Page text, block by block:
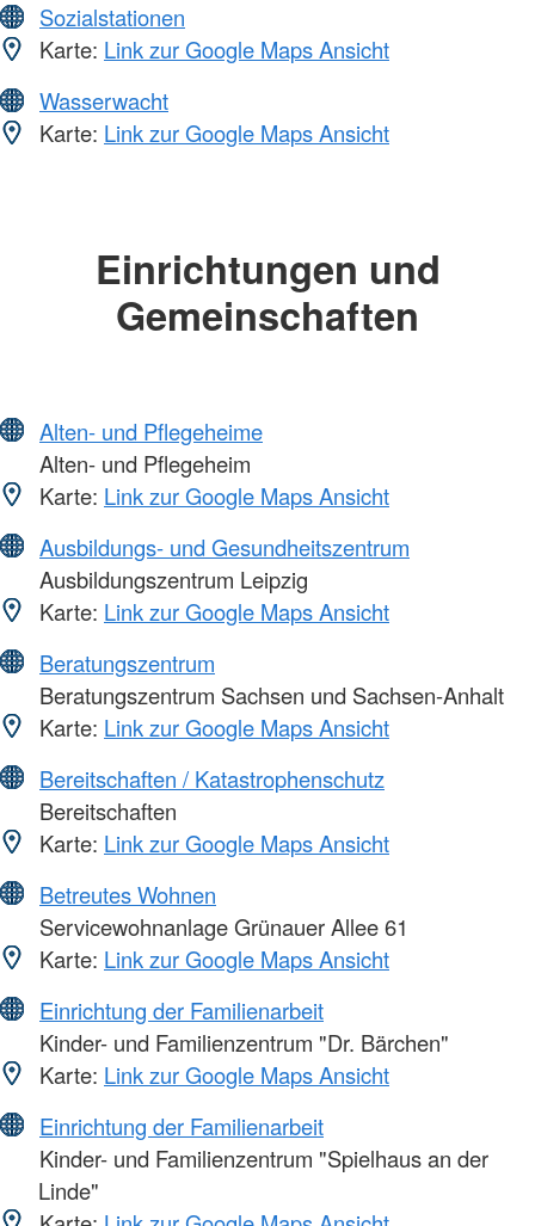
Sozialstationen
Karte: Link zur Google Maps Ansicht
Wasserwacht
Karte: Link zur Google Maps Ansicht
Einrichtungen und
Gemeinschaften
Alten- und Pflegeheime
Alten- und Pflegeheim
Karte: Link zur Google Maps Ansicht
Ausbildungs- und Gesundheitszentrum
Ausbildungszentrum Leipzig
Karte: Link zur Google Maps Ansicht
Beratungszentrum
Beratungszentrum Sachsen und Sachsen-Anhalt
Karte: Link zur Google Maps Ansicht
Bereitschaften / Katastrophenschutz
Bereitschaften
Karte: Link zur Google Maps Ansicht
Betreutes Wohnen
Servicewohnanlage Grünauer Allee 61
Karte: Link zur Google Maps Ansicht
Einrichtung der Familienarbeit
Kinder- und Familienzentrum "Dr. Bärchen"
Karte: Link zur Google Maps Ansicht
Einrichtung der Familienarbeit
Kinder- und Familienzentrum "Spielhaus an der
Linde"